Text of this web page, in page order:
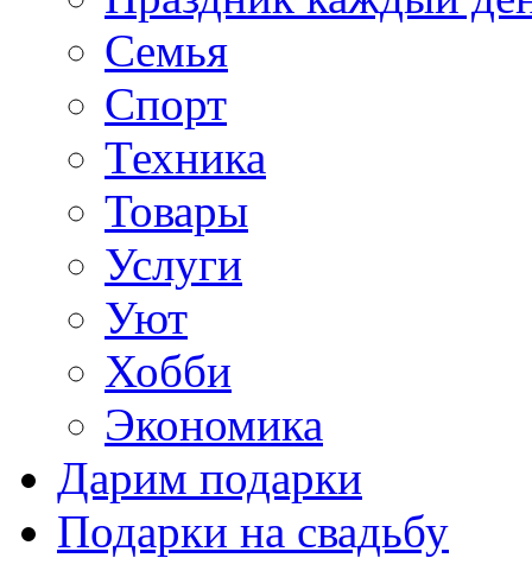
Семья
Спорт
Техника
Товары
Услуги
Уют
Хобби
Экономика
Дарим подарки
Подарки на свадьбу